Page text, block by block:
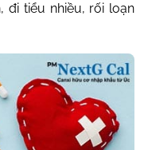
đi tiểu nhiều, rối loạn